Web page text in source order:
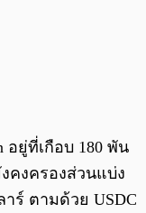
อยู่ที่เกือบ 180 พัน
คงครองส่วนแบ่ง
ร์ ตามด้วย USDC